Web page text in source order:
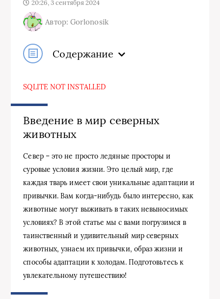
20:26, 3 сентября 2024
Автор: Gorlonosik
Содержание
SQLITE NOT INSTALLED
Введение в мир северных
животных
Север – это не просто ледяные просторы и
суровые условия жизни. Это целый мир, где
каждая тварь имеет свои уникальные адаптации и
привычки. Вам когда-нибудь было интересно, как
животные могут выживать в таких невыносимых
условиях? В этой статье мы с вами погрузимся в
таинственный и удивительный мир северных
животных, узнаем их привычки, образ жизни и
способы адаптации к холодам. Подготовьтесь к
увлекательному путешествию!